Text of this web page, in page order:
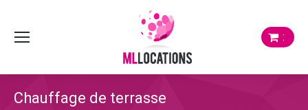
:
Chauffage de terrasse